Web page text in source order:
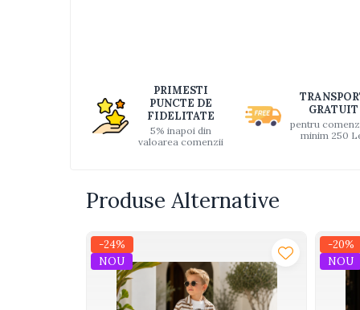
Seturi de frumusete
Caluti balansoar
Blocuri de constructie
PRIMESTI
PUNCTE DE
FIDELITATE
5% inapoi din
valoarea comenzii
GRATUIT
pentru
minim 250
Produse Alternative
-24%
NOU
-20%
NOU